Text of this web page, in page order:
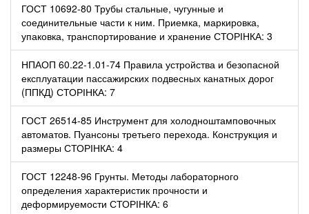
ГОСТ 10692-80 Трубы стальные, чугунные и
соединительные части к ним. Приемка, маркировка,
упаковка, транспортирование и хранение СТОРІНКА: 3
НПАОП 60.22-1.01-74 Правила устройства и безопасной
експлуатации пассажирских подвесных канатных дорог
(ППКД) СТОРІНКА: 7
ГОСТ 26514-85 Инструмент для холодноштамповочных
автоматов. Пуансоны третьего перехода. Конструкция и
размеры СТОРІНКА: 4
ГОСТ 12248-96 Грунты. Методы лабораторного
определения характеристик прочности и
деформируемости СТОРІНКА: 6